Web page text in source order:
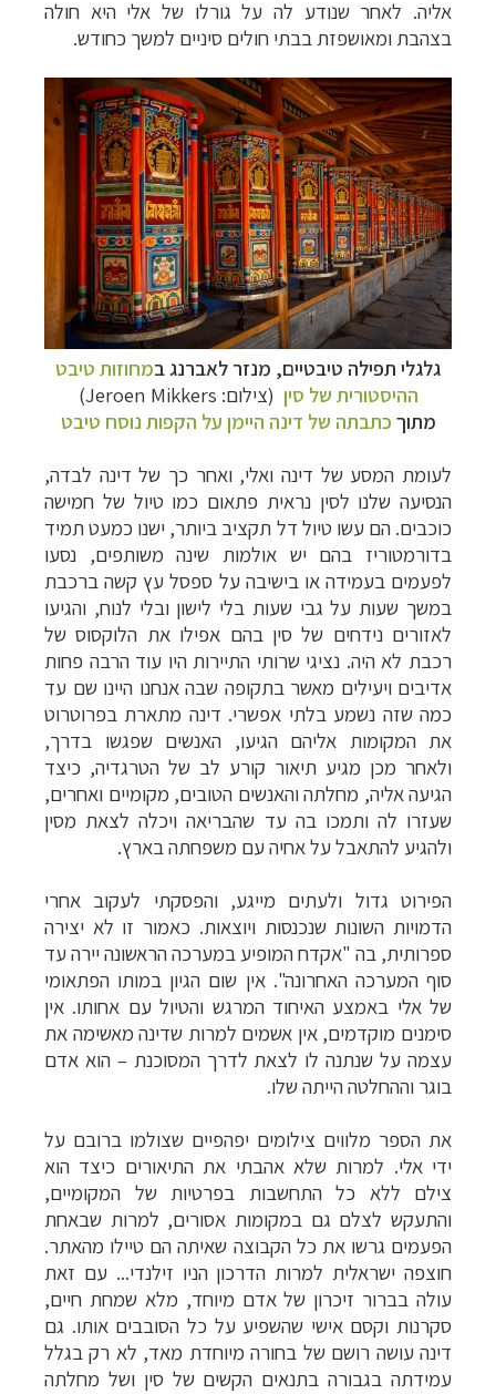
אליה. לאחר שנודע לה על גורלו של אלי היא חולה
בצהבת ומאושפזת בבתי חולים סיניים למשך כחודש.
גלגלי תפילה טיבטיים, מנזר לאברנג במחוזות טיבט
ההיסטורית של סין (צילום: Jeroen Mikkers
)
מתוך כתבתה של דינה היימן על הקפות נוסח טיבט
לעומת המסע של דינה ואלי, ואחר כך של דינה לבדה,
הנסיעה שלנו לסין נראית פתאום כמו טיול של חמישה
כוכבים. הם עשו טיול דל תקציב ביותר, ישנו כמעט תמיד
בדורמטוריז בהם יש אולמות שינה משותפים, נסעו
לפעמים בעמידה או בישיבה על ספסל עץ קשה ברכבת
במשך שעות על גבי שעות בלי לישון ובלי לנוח, והגיעו
לאזורים נידחים של סין בהם אפילו את הלוקסוס של
רכבת לא היה. נציגי שרותי התיירות היו עוד הרבה פחות
אדיבים ויעילים מאשר בתקופה שבה אנחנו היינו שם עד
כמה שזה נשמע בלתי אפשרי. דינה מתארת בפרוטרוט
את המקומות אליהם הגיעו, האנשים שפגשו בדרך,
ולאחר מכן מגיע תיאור קורע לב של הטרגדיה, כיצד
הגיעה אליה, מחלתה והאנשים הטובים, מקומיים ואחרים,
שעזרו לה ותמכו בה עד שהבריאה ויכלה לצאת מסין
ולהגיע להתאבל על אחיה עם משפחתה בארץ.
הפירוט גדול ולעתים מייגע, והפסקתי לעקוב אחרי
הדמויות השונות שנכנסות ויוצאות. כאמור זו לא יצירה
ספרותית, בה "אקדח המופיע במערכה הראשונה יירה עד
סוף המערכה האחרונה". אין שום הגיון במותו הפתאומי
של אלי באמצע האיחוד המרגש והטיול עם אחותו. אין
סימנים מוקדמים, אין אשמים למרות שדינה מאשימה את
עצמה על שנתנה לו לצאת לדרך המסוכנת – הוא אדם
בוגר וההחלטה הייתה שלו.
את הספר מלווים צילומים יפהפיים שצולמו ברובם על
ידי אלי. למרות שלא אהבתי את התיאורים כיצד הוא
צילם ללא כל התחשבות בפרטיות של המקומיים,
והתעקש לצלם גם במקומות אסורים, למרות שבאחת
הפעמים גרשו את כל הקבוצה שאיתה הם טיילו מהאתר.
חוצפה ישראלית למרות הדרכון הניו זילנדי... עם זאת
עולה בברור זיכרון של אדם מיוחד, מלא שמחת חיים,
סקרנות וקסם אישי שהשפיע על כל הסובבים אותו. גם
דינה עושה רושם של בחורה מיוחדת מאד, לא רק בגלל
עמידתה בגבורה בתנאים הקשים של סין ושל מחלתה